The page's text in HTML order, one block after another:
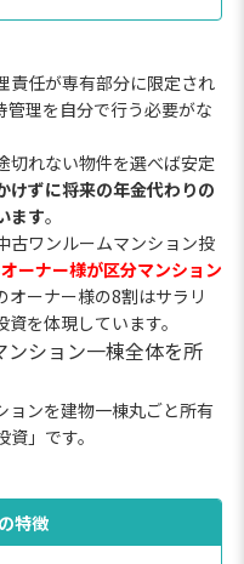
責任が専有部分に限定され
管理を自分で行う必要がな
切れない物件を選べば安定
けずに将来の年金代わりの
ます。
古ワンルームマンション投
ーナー様が区分マンション
オーナー様の8割はサラリ
を体現しています。
ション一棟全体を所
ョンを建物一棟丸ごと所有
」です。
特徴